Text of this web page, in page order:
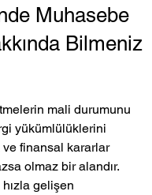
Muhasebe
Bilmeniz
yıldız
mali durumunu
yükümlülüklerini
finansal kararlar
olmaz bir alandır.
gelişen